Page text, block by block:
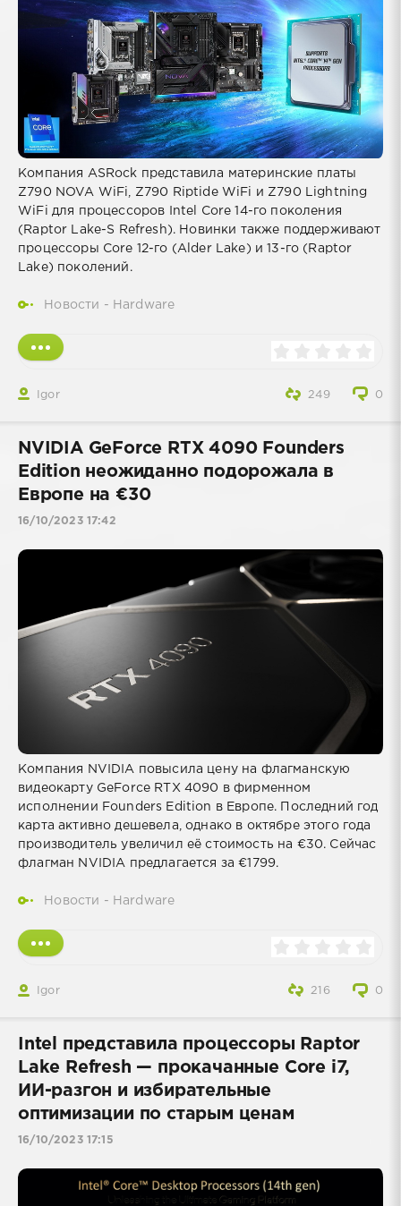
Компания ASRock представила материнские платы
Z790 NOVA WiFi, Z790 Riptide WiFi и Z790 Lightning
WiFi для процессоров Intel Core 14-го поколения
(Raptor Lake-S Refresh). Новинки также поддерживают
процессоры Core 12-го (Alder Lake) и 13-го (Raptor
Lake) поколений.
Новости - Hardware
Igor 0
249
NVIDIA GeForce RTX 4090 Founders
Edition неожиданно подорожала в
Европе на €30
16/10/2023 17:42
Компания NVIDIA повысила цену на флагманскую
видеокарту GeForce RTX 4090 в фирменном
исполнении Founders Edition в Европе. Последний год
карта активно дешевела, однако в октябре этого года
производитель увеличил её стоимость на €30. Сейчас
флагман NVIDIA предлагается за €1799.
Новости - Hardware
Igor 0
216
Intel представила процессоры Raptor
Lake Refresh — прокачанные Core i7,
ИИ-разгон и избирательные
оптимизации по старым ценам
16/10/2023 17:15